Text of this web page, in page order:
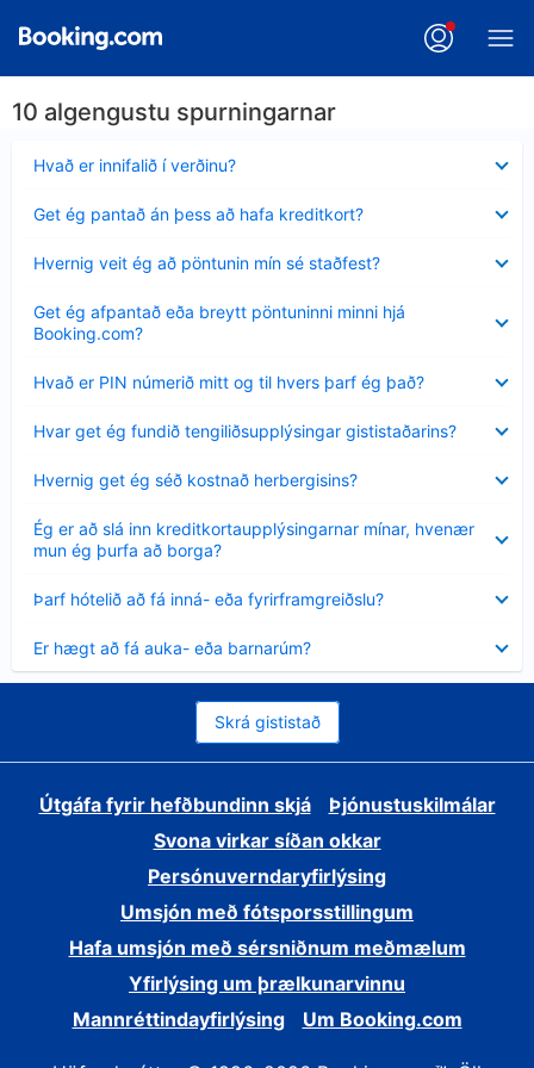
10 algengustu spurningarnar
Hvað er innifalið í verðinu?
sýnt
Get ég pantað án þess að hafa kreditkort?
sýnt
Hvernig veit ég að pöntunin mín sé staðfest?
sýnt
Get ég afpantað eða breytt pöntuninni minni hjá
Booking.com?
sýnt
Hvað er PIN númerið mitt og til hvers þarf ég það?
sýnt
Hvar get ég fundið tengiliðsupplýsingar gististaðarins?
sýnt
Hvernig get ég séð kostnað herbergisins?
sýnt
Ég er að slá inn kreditkortaupplýsingarnar mínar, hvenær
mun ég þurfa að borga?
Minna
sýnt
Þarf hótelið að fá inná- eða fyrirframgreiðslu?
sýnt
Er hægt að fá auka- eða barnarúm?
sýnt
Skrá gististað
Útgáfa fyrir hefðbundinn skjá
Þjónustuskilmálar
Svona virkar síðan okkar
Persónuverndaryfirlýsing
Umsjón með fótsporsstillingum
Hafa umsjón með sérsniðnum meðmælum
Yfirlýsing um þrælkunarvinnu
Mannréttindayfirlýsing
Um Booking.com